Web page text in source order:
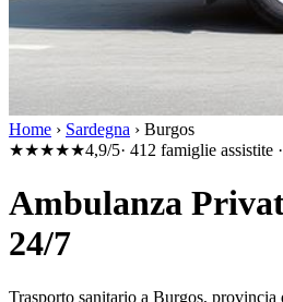
Home › Sardegna › Burgos
★★★★★4,9/5· 412 famiglie assistite
Ambulanza
24/7
Trasporto sanitario a Burgos, provincia